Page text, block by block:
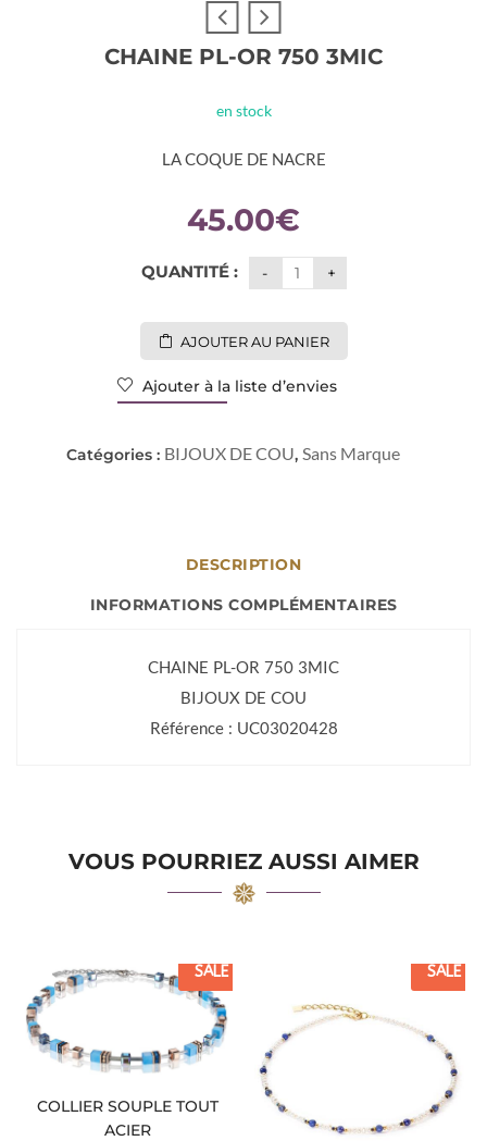
CHAINE PL-OR 750 3MIC
en stock
LA COQUE DE NACRE
45.00€
QUANTITÉ :
AJOUTER AU PANIER
Ajouter à la liste d’envies
Catégories : BIJOUX DE COU, Sans Marque
DESCRIPTION
INFORMATIONS COMPLÉMENTAIRES
CHAINE PL-OR 750 3MIC
BIJOUX DE COU
Référence : UC03020428
VOUS POURRIEZ AUSSI AIMER
SALE
COLLIER SOUPLE TOUT
ACIER
SALE